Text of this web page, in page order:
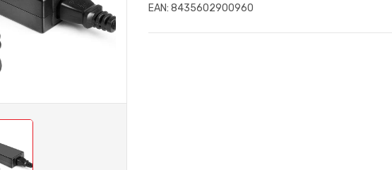
EAN: 8435602900960